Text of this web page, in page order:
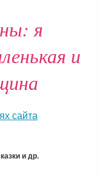
я
и
сайта
и др.